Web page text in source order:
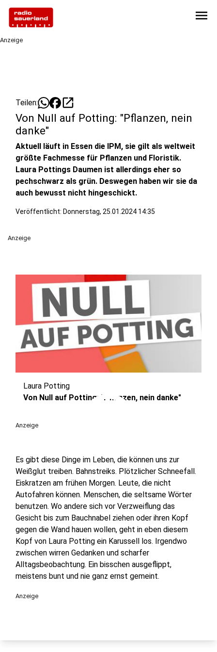
menu
Anzeige
Teilen: open_in_new
Von Null auf Potting: "Pflanzen, nein
danke"
Aktuell läuft in Essen die IPM, sie gilt als weltweit
größte Fachmesse für Pflanzen und Floristik.
Laura Pottings Daumen ist allerdings eher so
pechschwarz als grün. Deswegen haben wir sie da
auch bewusst nicht hingeschickt.
Veröffentlicht: Donnerstag, 25.01.2024 14:35
Anzeige
play_circle
Laura Potting
Von Null auf Potting: "Pflanzen, nein danke"
Anzeige
Es gibt diese Dinge im Leben, die können uns zur
Weißglut treiben. Bahnstreiks. Plötzlicher Schneefall.
Eiskratzen am frühen Morgen. Leute, die nicht
Autofahren können. Menschen, die seltsame Wörter
benutzen. Wo andere sich vor Verzweiflung das
Gesicht bis zum Bauchnabel ziehen oder ihren Kopf
gegen die Wand hauen wollen, geht in eben diesem
Kopf von Laura Potting ein Karussell los. Irgendwo
zwischen wirren Gedanken und scharfer
Alltagsbeobachtung. Ein bisschen ausgeflippt,
meistens bunt und nie ganz ernst gemeint.
Anzeige